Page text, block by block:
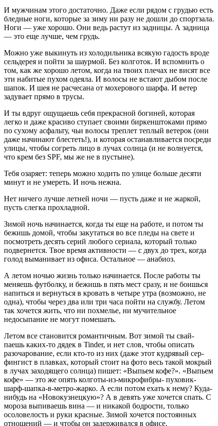
И мужчинам этого достаточно. Даже если рядом с грудью есть
бледные ноги, которые за зиму ни разу не дошли до спортзала.
Ноги — уже хорошо. Они ведь растут из задни­цы. А задница
— это еще лучше, чем грудь.
Можно уже выкинуть из холодильника всякую га­дость вроде
сельдерея и пойти за шаурмой. Без колготок. И вспомнить о
том, как же хорошо летом, когда на твоих плечах не висят все
эти набитые пухом одеяла. И волосы не встают дыбом после
шапок. И шея не расчесана от мохе­рового шарфа. И ветер
задувает прямо в трусы.
И ты вдруг ощущаешь себя прекрасной богиней, кото­рая
легко и даже красиво ступает своими биркенштоками прямо
по сухому асфальту, чьи волосы треплет теплый ветерок (они
даже начинают блестеть!), и которая оста­навливается посреди
улицы, чтобы согреть лицо в лучах солнца (и не волнуется,
что крем без SPF, мы же не в пустыне).
Тебя озаряет: теперь можно ходить по улице больше десяти
минут и не умереть. И ночь нежна.
Нет ничего лучше летней ночи — пусть даже и не жаркой,
пусть слегка прохладной.
Зимой ночь начинается, когда ты еще на работе, и потом ты
бежишь домой, чтобы закутаться во все пледы на све­те и
посмотреть десять серий любого сериала, который только
подвернется. Твое время активности — с двух до трех, когда
голод вы­манивает из офиса. Остальное — анабиоз.
А летом ночью жизнь только начинается. После работы ты
меняешь футболку, и бежишь в пять мест сразу, и не боишься
напиться и вернуться в кровать в четыре утра (возможно, не
одна), чтобы через два или три часа пойти на службу. Летом
так хочется жить, что ни похмелье, ни мучительное
недосыпание не могут помешать.
Летом все становится романтичным. Вот зимой ты свай-
паешь каких-то дядек в Tinder, и нет слов, чтобы описать
разочарование, если кто-то из них (даже этот кудрявый сер­
фингист в плавках, который стоит на фото весь такой мо­крый
в лучах заходящего солнца) пишет: «Выпьем кофе?». «Выпьем
кофе» — это же опять колготы-из-микрофибры- пуховик-
шарф-шапка-в-метро-жарко. А если потом ехать к нему? Куда-
нибудь на «Новокузнецкую»? А в девять уже хочется спать. C
мороза выпиваешь вина — и ника­кой бодрости, только
осоловелость и руки красные. Зимой хочется постоянных
отношений — и чтобы он задерживал­ся в офисе.